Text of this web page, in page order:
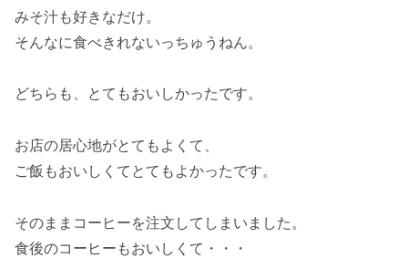
みそ汁も好きなだけ。
そんなに食べきれないっちゅうねん。
どちらも、とてもおいしかったです。
お店の居心地がとてもよくて、
ご飯もおいしくてとてもよかったです。
そのままコーヒーを注文してしまいました。
食後のコーヒーもおいしくて・・・